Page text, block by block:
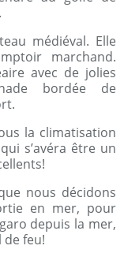
médiéval. Elle
marchand.
avec de jolies
bordée de
la climatisation
s’avéra être un
nous décidons
en mer, pour
depuis la mer,
feu!